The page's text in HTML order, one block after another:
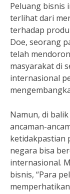
Peluang bisnis
terlihat dari
terhadap
Doe, seorang
telah
masyarakat di
internasional
Namun, di
ancaman-
ketidakpastian
negara bisa
internasional.
bisnis, “Para